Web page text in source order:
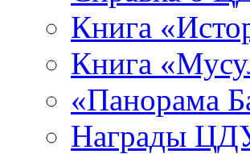
Книга
Книга
«Панорама
Награды